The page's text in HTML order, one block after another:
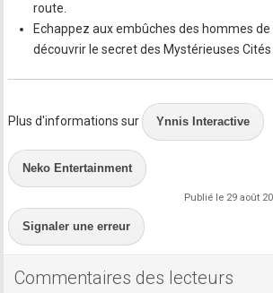
route.
Echappez aux embûches des hommes
découvrir le secret des Mystérieuses Cités
Plus d'informations sur Ynnis Interactive
Neko Entertainment
Publié le 29 août
Signaler une erreur
Commentaires des lecteurs